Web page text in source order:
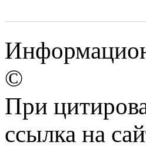
©
При
ссылка на